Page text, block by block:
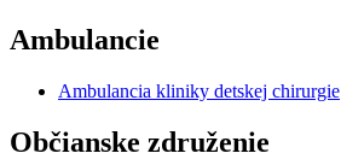
Ambulancie
Ambulancia kliniky detskej chirurgie
Občianske združenie